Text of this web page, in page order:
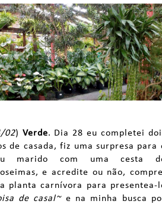
02) Verde. Dia 28 eu completei
de casada, fiz uma surpresa para
marido com uma cesta
e acredite ou não,
planta carnívora para presentea-
de casal~ e na minha busca